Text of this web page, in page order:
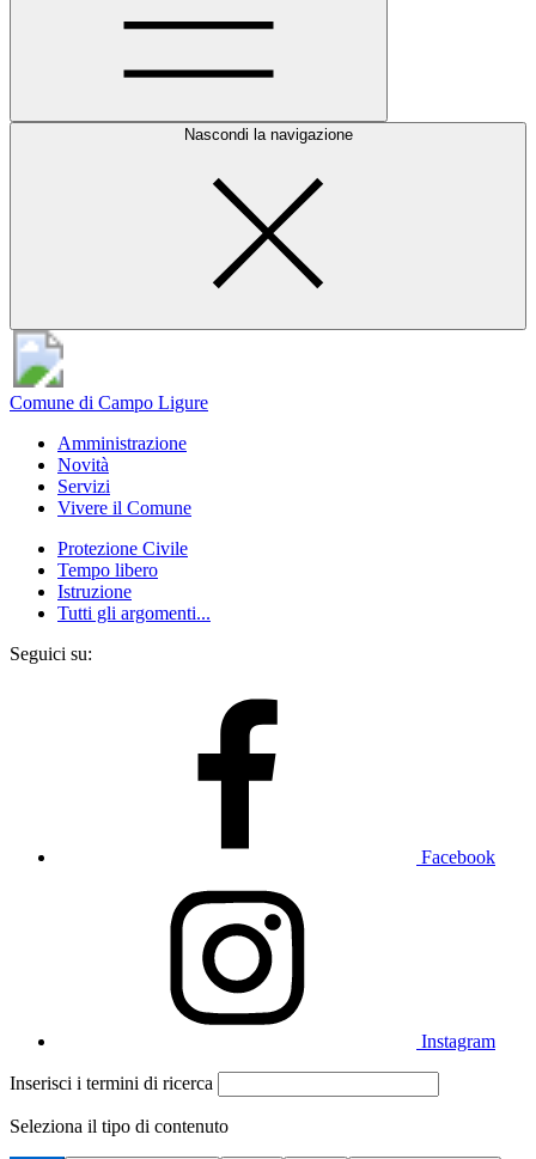
Nascondi la navigazione
Comune di Campo Ligure
Amministrazione
Novità
Servizi
Vivere il Comune
Protezione Civile
Tempo libero
Istruzione
Tutti gli argomenti...
Seguici su:
Facebook
Instagram
Inserisci i termini di ricerca
Seleziona il tipo di contenuto